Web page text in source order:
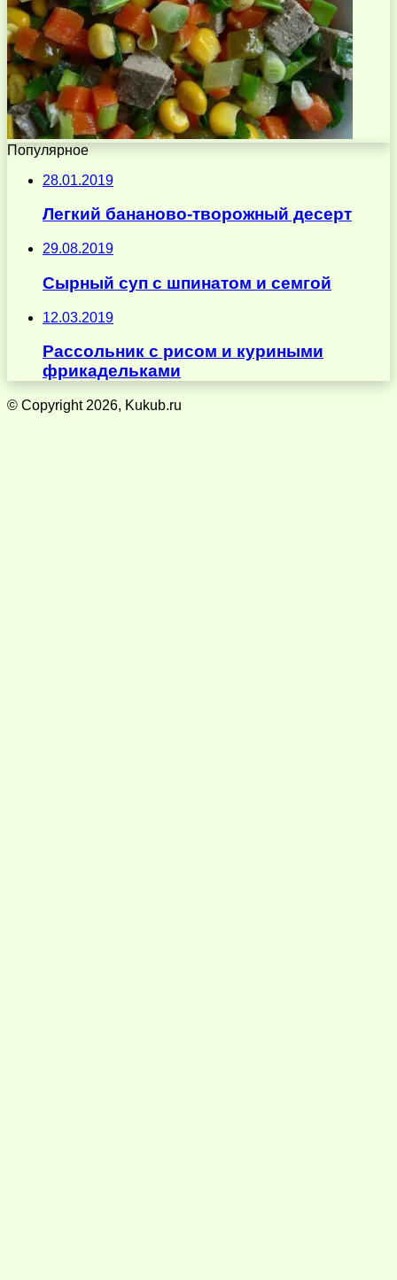
Популярное
28.01.2019
Легкий бананово-творожный десерт
29.08.2019
Сырный суп с шпинатом и семгой
12.03.2019
Рассольник с рисом и куриными
фрикадельками
© Copyright 2026, Kukub.ru